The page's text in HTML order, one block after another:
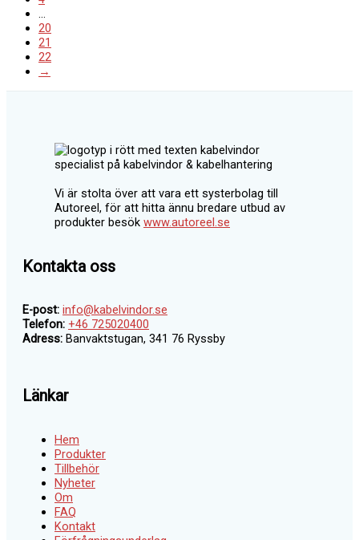
…
20
21
22
→
Vi är stolta över att vara ett systerbolag till
Autoreel, för att hitta ännu bredare utbud av
produkter besök www.autoreel.se
Kontakta oss
E-post: info@kabelvindor.se
Telefon: +46 725020400
Adress: Banvaktstugan, 341 76 Ryssby
Länkar
Hem
Produkter
Tillbehör
Nyheter
Om
FAQ
Kontakt